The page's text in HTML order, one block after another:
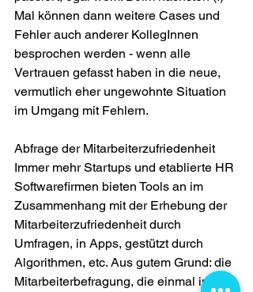
Mal können dann weitere Cases und
Fehler auch anderer KollegInnen
besprochen werden - wenn alle
Vertrauen gefasst haben in die neue,
vermutlich eher ungewohnte Situation
im Umgang mit Fehlern.
Abfrage der Mitarbeiterzufriedenheit
Immer mehr Startups und etablierte HR
Softwarefirmen bieten Tools an im
Zusammenhang mit der Erhebung der
Mitarbeiterzufriedenheit durch
Umfragen, in Apps, gestützt durch
Algorithmen, etc. Aus gutem Grund: die
Mitarbeiterbefragung, die einmal im